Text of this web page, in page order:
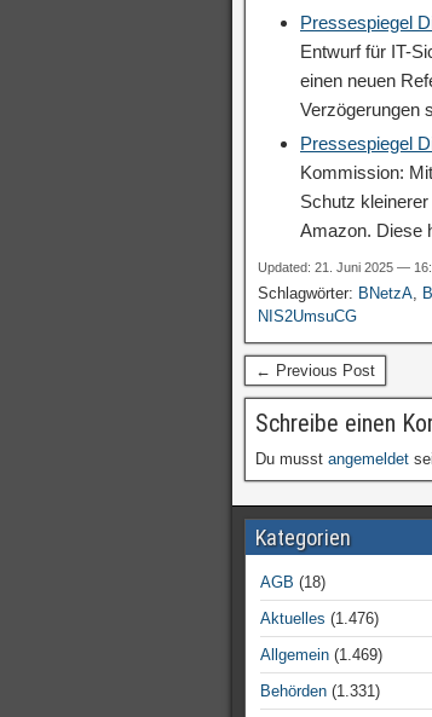
Pressespiegel
Entwurf für IT-
einen neuen
Verzögerungen
Pressespiegel
Kommission:
Schutz
Amazon. Diese
Updated: 21. Juni 2025 —
Schlagwörter: BNetzA,
NIS2UmsuCG
← Previous Post
Schreibe einen
Du musst angemeldet
Kategorien
AGB (18)
Aktuelles (1.476)
Allgemein (1.469)
Behörden (1.331)